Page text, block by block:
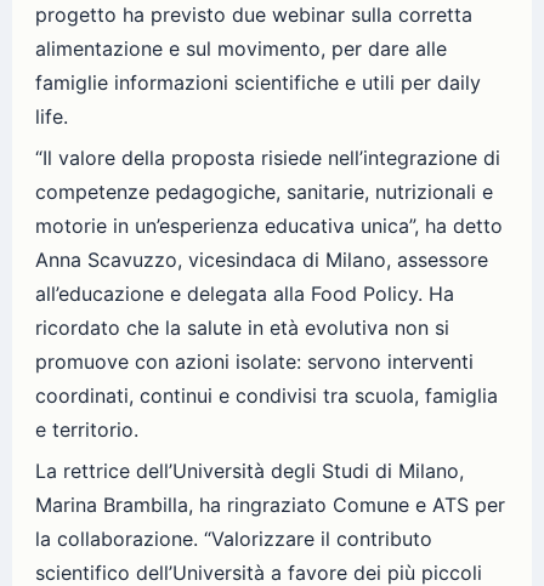
progetto ha previsto due webinar sulla corretta
alimentazione e sul movimento, per dare alle
famiglie informazioni scientifiche e utili per daily
life.
“Il valore della proposta risiede nell’integrazione di
competenze pedagogiche, sanitarie, nutrizionali e
motorie in un’esperienza educativa unica”, ha detto
Anna Scavuzzo, vicesindaca di Milano, assessore
all’educazione e delegata alla Food Policy. Ha
ricordato che la salute in età evolutiva non si
promuove con azioni isolate: servono interventi
coordinati, continui e condivisi tra scuola, famiglia
e territorio.
La rettrice dell’Università degli Studi di Milano,
Marina Brambilla, ha ringraziato Comune e ATS per
la collaborazione. “Valorizzare il contributo
scientifico dell’Università a favore dei più piccoli